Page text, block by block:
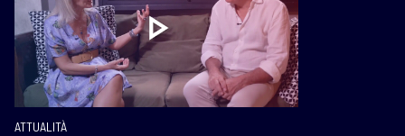
ATTUALITÀ